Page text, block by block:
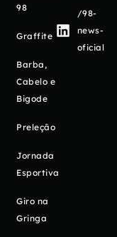
98
Graffite
Barba,
Cabelo e
Bigode
Preleção
Jornada
Esportiva
Giro na
Gringa
/98-
news-
oficial